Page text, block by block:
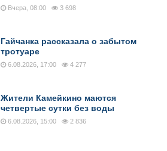
Вчера, 08:00 3 698
Гайчанка рассказала о забытом
тротуаре
6.08.2026, 17:00 4 277
Жители Камейкино маются
четвертые сутки без воды
6.08.2026, 15:00 2 836